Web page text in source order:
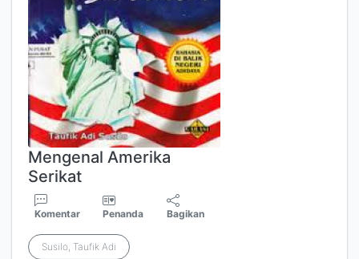
Mengenal Amerika
Serikat
Komentar Penanda Bagikan
Susilo, Taufik Adi